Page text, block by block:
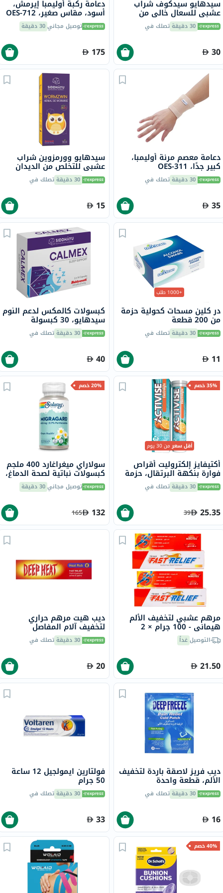
سيدهايو سيدكوف شراب
عشبي للسعال خالي من
الكحول مع العسل، 100 مل
30 دقيقة تصلك في
30
دعامة ركبة أوليمبا إيرمش،
أسود، مقاس صغير، OES-712
توصيل مجاني30 دقيقة
175
دعامة معصم مرنة أوليمبا،
كبير جدًا، OES-311
30 دقيقة تصلك في
35
سيدهايو وورمزوين شراب
عشبي للتخلص من الديدان
بنكهة الفاكهة للأطفال 150
مل 30 دقيقة تصلك في
15
+1000 طلب
در كلين مسحات كحولية حزمة
من 200 قطعة
30 دقيقة تصلك في
11
كبسولات كالمكس لدعم النوم
سيدهايو، 30 كبسولة
30 دقيقة تصلك في
40
35% خصم
أقل سعرمن 30 يوم
أكتيفايز إلكتروليت أقراص
فوارة بنكهة البرتقال، حزمة
من 20 30 دقيقة تصلك في
25.35
39
20% خصم
سولاراي ميغراغارد 400 ملجم
كبسولات نباتية لصحة الدماغ،
حزمة من 60 كبسولةتوصيل مجاني30 دقيقة
132
165
مرهم عشبي لتخفيف الألم
هيماني - 100 جرام × 2
التوصيلغداً
21.50
ديب هيت مرهم حراري
لتخفيف آلام المفاصل
والعضلات 35 جرام
30 دقيقة تصلك في
20
ديب فريز لاصقة باردة لتخفيف
الألم، قطعة واحدة
30 دقيقة تصلك في
16
فولتارين ايمولجيل 12 ساعة
50 جرام
30 دقيقة تصلك في
33
40% خصم